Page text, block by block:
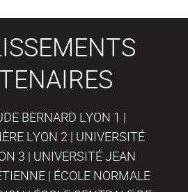
BERNARD LYON 1 |
LYON 2 | UNIVERSITÉ
3 | UNIVERSITÉ JEAN
| ÉCOLE NORMALE